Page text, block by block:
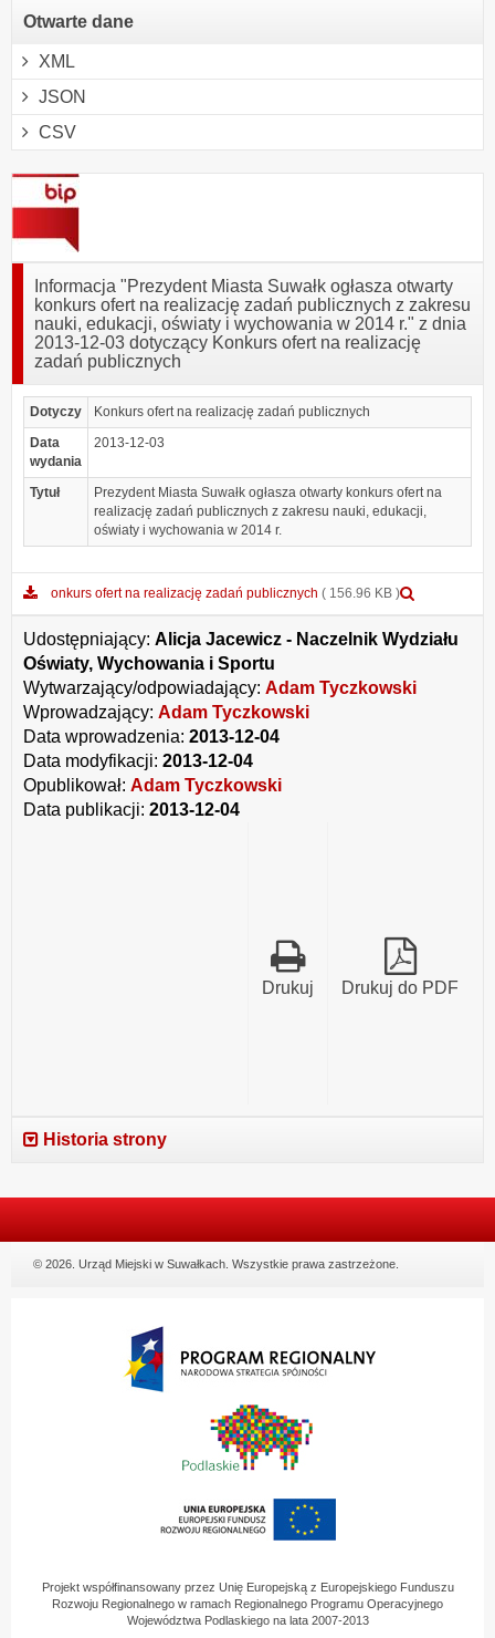
Otwarte dane
XML
JSON
CSV
Informacja "Prezydent Miasta Suwałk ogłasza otwarty
konkurs ofert na realizację zadań publicznych z zakresu
nauki, edukacji, oświaty i wychowania w 2014 r." z dnia
2013-12-03 dotyczący Konkurs ofert na realizację
zadań publicznych
Dotyczy
Konkurs ofert na realizację zadań publicznych
Data
wydania
2013-12-03
Tytuł
Prezydent Miasta Suwałk ogłasza otwarty konkurs ofert na
realizację zadań publicznych z zakresu nauki, edukacji,
oświaty i wychowania w 2014 r.
onkurs ofert na realizację zadań publicznych ( 156.96 KB )
załącznika
onkurs
ofert
Udostępniający: Alicja Jacewicz - Naczelnik Wydziału
Oświaty, Wychowania i Sportu
Wytwarzający/odpowiadający: Adam Tyczkowski
Wprowadzający: Adam Tyczkowski
Data wprowadzenia: 2013-12-04
Data modyfikacji: 2013-12-04
Opublikował: Adam Tyczkowski
Data publikacji: 2013-12-04
Drukuj do PDF
Drukuj
Historia strony
© 2026. Urząd Miejski w Suwałkach. Wszystkie prawa zastrzeżone.
Projekt współfinansowany przez Unię Europejską z Europejskiego Funduszu
Rozwoju Regionalnego w ramach Regionalnego Programu Operacyjnego
Województwa Podlaskiego na lata 2007-2013